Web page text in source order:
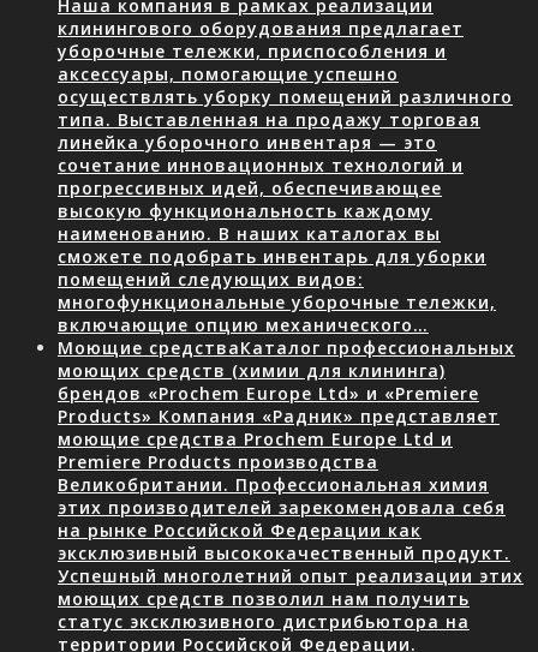
Наша компания в рамках реализации
клинингового оборудования предлагает
уборочные тележки, приспособления и
аксессуары, помогающие успешно
осуществлять уборку помещений различного
типа. Выставленная на продажу торговая
линейка уборочного инвентаря — это
сочетание инновационных технологий и
прогрессивных идей, обеспечивающее
высокую функциональность каждому
наименованию. В наших каталогах вы
сможете подобрать инвентарь для уборки
помещений следующих видов:
многофункциональные уборочные тележки,
включающие опцию механического…
Моющие средстваКаталог профессиональных
моющих средств (химии для клининга)
брендов «Prochem Europe Ltd» и «Premiere
Products» Компания «Радник» представляет
моющие средства Prochem Europe Ltd и
Premiere Products производства
Великобритании. Профессиональная химия
этих производителей зарекомендовала себя
на рынке Российской Федерации как
эксклюзивный высококачественный продукт.
Успешный многолетний опыт реализации этих
моющих средств позволил нам получить
статус эксклюзивного дистрибьютора на
территории Российской Федерации.